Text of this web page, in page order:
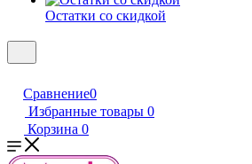
Остатки со скидкой
Сравнение0
Избранные товары 0
Корзина 0